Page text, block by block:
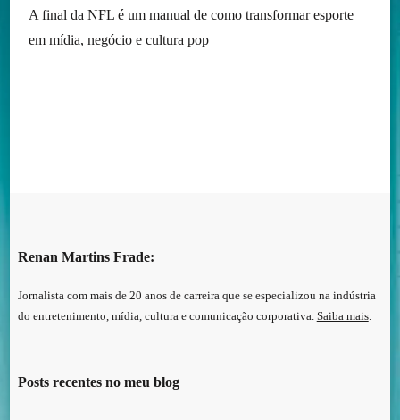
A final da NFL é um manual de como transformar esporte
em mídia, negócio e cultura pop
Renan Martins Frade:
Jornalista com mais de 20 anos de carreira que se especializou na indústria
do entretenimento, mídia, cultura e comunicação corporativa. Saiba mais.
Posts recentes no meu blog